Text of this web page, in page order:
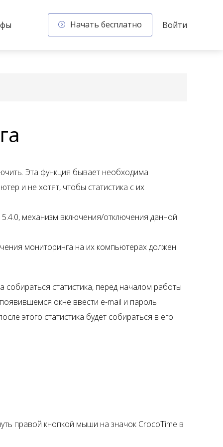
Начать бесплатно Войти
Эта функция бывает необходима
и не хотят, чтобы статистика с их
механизм включения/отключения данной
мониторинга на их компьютерах должен
собираться статистика, перед началом работы
окне ввести e-mail и пароль
этого статистика будет собираться в его
правой кнопкой мыши на значок CrocoTime в